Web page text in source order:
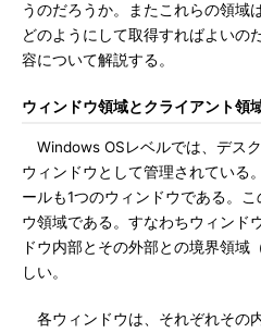
うのだろうか。またこれらの領域
どのようにして取得すればよいの
容について解説する。
ウィンドウ領域とクライアント領
Windows OSレベルでは、デス
ウィンドウとして管理されている
ールも1つのウィンドウである。
ウ領域である。すなわちウィンド
ドウ内部とその外部との境界領域
しい。
各ウィンドウは、それぞれその